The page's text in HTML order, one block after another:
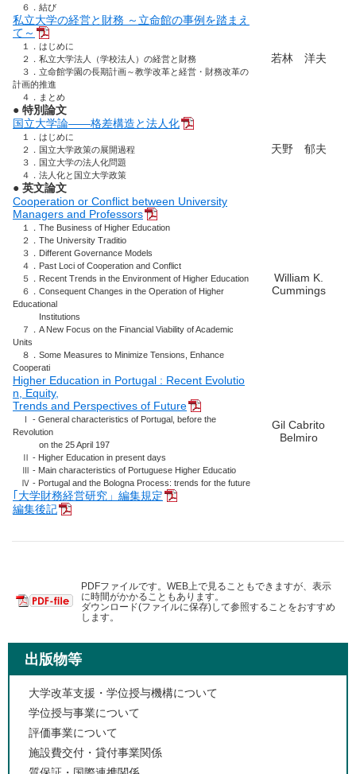
６．結び
私立大学の経営と財務 ～立命館の事例を踏まえ
て～
１．はじめに
２．私立大学法人（学校法人）の経営と財務
３．立命館学園の長期計画～教学改革と経営・財務改革の
計画的推進
４．まとめ
若林 洋夫
● 特別論文
国立大学論――格差構造と法人化
１．はじめに
２．国立大学政策の展開過程
３．国立大学の法人化問題
４．法人化と国立大学政策
天野 郁夫
● 英文論文
Cooperation or Conflict between University
Managers and Professors
１．The Business of Higher Education
２．The University Traditio
３．Different Governance Models
４．Past Loci of Cooperation and Conflict
５．Recent Trends in the Environment of Higher Education
６．Consequent Changes in the Operation of Higher
Educational
Institutions
７．A New Focus on the Financial Viability of Academic
Units
８．Some Measures to Minimize Tensions, Enhance
Cooperati
William K.
Cummings
Higher Education in Portugal : Recent Evolutio
n, Equity,
Trends and Perspectives of Future
Ⅰ - General characteristics of Portugal, before the
Revolution
on the 25 April 197
Ⅱ - Higher Education in present days
Ⅲ - Main characteristics of Portuguese Higher Educatio
Ⅳ - Portugal and the Bologna Process: trends for the future
Gil Cabrito
Belmiro
｢大学財務経営研究」編集規定
編集後記
PDFファイルです。WEB上で見ることもできますが、表示
に時間がかかることもあります。
ダウンロード(ファイルに保存)して参照することをおすすめ
します。
出版物等
大学改革支援・学位授与機構について
学位授与事業について
評価事業について
施設費交付・貸付事業関係